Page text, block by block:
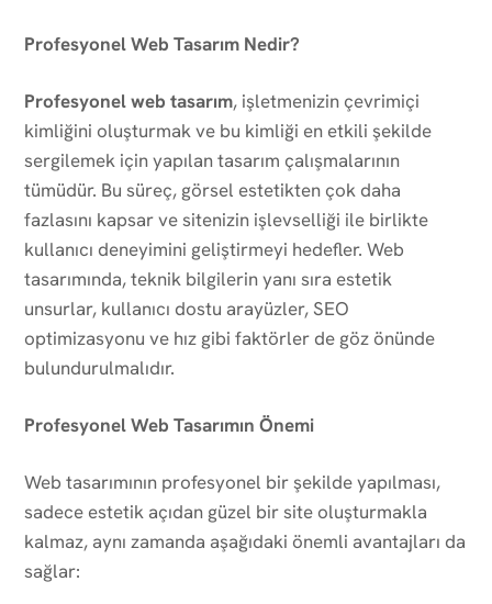
Profesyonel Web Tasarım Nedir?
Profesyonel web tasarım, işletmenizin çevrimiçi
kimliğini oluşturmak ve bu kimliği en etkili şekilde
sergilemek için yapılan tasarım çalışmalarının
tümüdür. Bu süreç, görsel estetikten çok daha
fazlasını kapsar ve sitenizin işlevselliği ile birlikte
kullanıcı deneyimini geliştirmeyi hedefler. Web
tasarımında, teknik bilgilerin yanı sıra estetik
unsurlar, kullanıcı dostu arayüzler, SEO
optimizasyonu ve hız gibi faktörler de göz önünde
bulundurulmalıdır.
Profesyonel Web Tasarımın Önemi
Web tasarımının profesyonel bir şekilde yapılması,
sadece estetik açıdan güzel bir site oluşturmakla
kalmaz, aynı zamanda aşağıdaki önemli avantajları da
sağlar: